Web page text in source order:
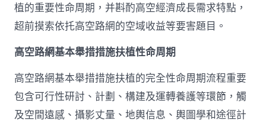
植的重要性命周期，并斟酌高空經濟成長需求特點，
超前摸索依托高空路網的空域收益等要害題目。
高空路網基本舉措措施扶植性命周期
高空路網基本舉措措施扶植的完全性命周期流程重要
包含可行性研討、計劃、構建及運轉養護等環節，觸
及空間遠感、攝影丈量、地輿信息、輿圖學和途徑計